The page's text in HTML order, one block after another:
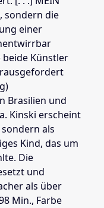
sondern die
einer
beide Künstler
Brasilien und
Kinski erscheint
als
Kind, das um
Die
und
als über
Min., Farbe